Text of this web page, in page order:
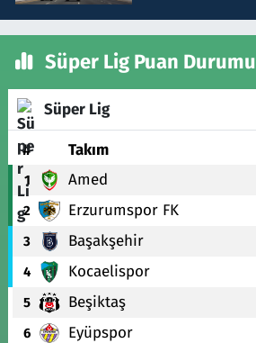
Süper Lig Puan Durumu
Süper Lig
# Takım
1 Amed
2 Erzurumspor FK
3 Başakşehir
4 Kocaelispor
5 Beşiktaş
6 Eyüpspor